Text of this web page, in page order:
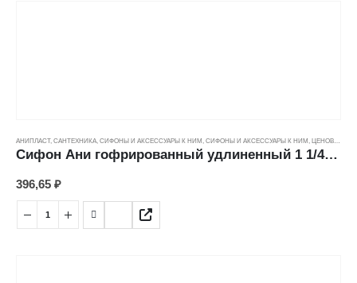
АНИПЛАСТ, САНТЕХНИКА СИФОНЫ И АКСЕССУАРЫ К НИМ СИФОНЫ И АКСЕССУАРЫ К НИМ ЦЕНОВЫЕ ГРУППЫ
Сифон Ани гофрированный удлиненный 1 1/4" (40*50/1395мм) G216
396,65 ₽